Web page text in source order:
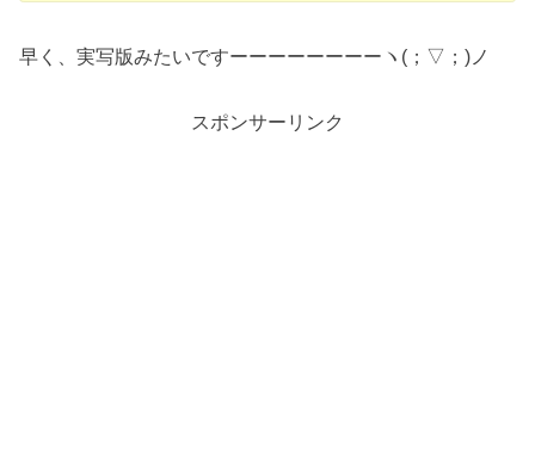
早く、実写版みたいですーーーーーーーーヽ(；▽；)ノ
スポンサーリンク